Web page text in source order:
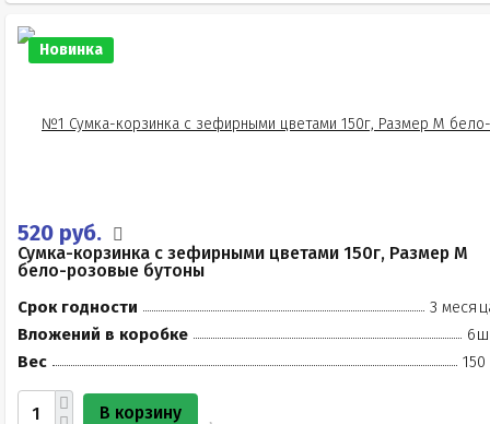
Новинка
520 руб.
Сумка-корзинка с зефирными цветами 150г, Размер М
бело-розовые бутоны
Срок годности
3
Вложений в коробке
Вес
150
В корзину